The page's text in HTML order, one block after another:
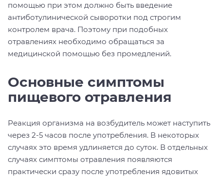
помощью при этом должно быть введение
антиботулинической сыворотки под строгим
контролем врача. Поэтому при подобных
отравлениях необходимо обращаться за
медицинской помощью без промедлений.
Основные симптомы
пищевого отравления
Реакция организма на возбудитель может наступить
через 2-5 часов после употребления. В некоторых
случаях это время удлиняется до суток. В отдельных
случаях симптомы отравления появляются
практически сразу после употребления ядовитых